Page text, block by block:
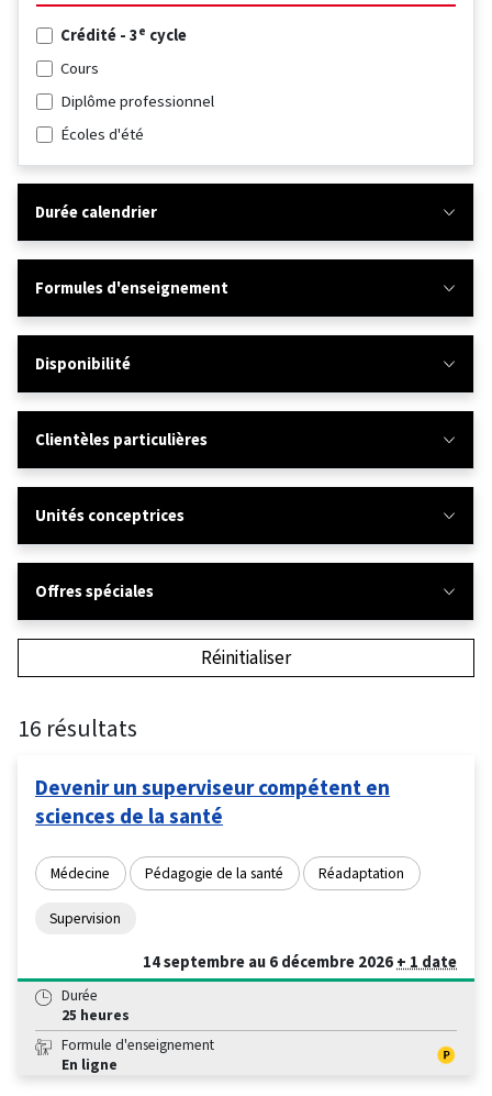
Crédité - 3e cycle
Cours
Diplôme professionnel
Écoles d'été
Durée calendrier
Formules d'enseignement
Disponibilité
Clientèles particulières
Unités conceptrices
Offres spéciales
Réinitialiser
16 résultats
Devenir un superviseur compétent en
sciences de la santé
Médecine Pédagogie de la santé Réadaptation
Supervision
14 septembre au 6 décembre 2026+ 1 date
Durée
25 heures
Formule d'enseignement
En ligne